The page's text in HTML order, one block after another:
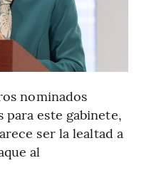
nominados
este gabinete,
ser la lealtad a
al